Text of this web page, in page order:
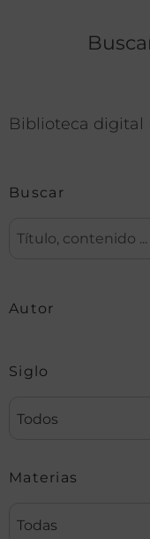
Biblioteca digital
Buscar
Autor
Siglo
Todos
Materias
Todas